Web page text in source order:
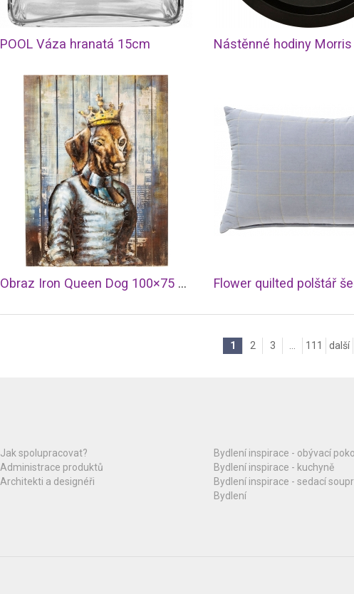
POOL Váza hranatá 15cm Nástěnné hodiny
Obraz Iron Queen Dog 100×75 cm Flower quilted polštář
1 2 3 111 další
Jak spolupracovat?
Administrace produktů
Architekti a designéři
Bydlení inspirace - obývací
Bydlení inspirace - kuchyně
Bydlení inspirace - sedací
Bydlení